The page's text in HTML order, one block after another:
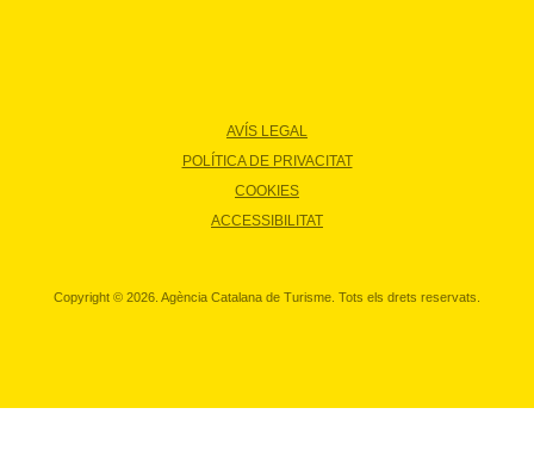
AVÍS LEGAL
POLÍTICA DE PRIVACITAT
COOKIES
ACCESSIBILITAT
Copyright © 2026. Agència Catalana de Turisme. Tots els drets reservats.